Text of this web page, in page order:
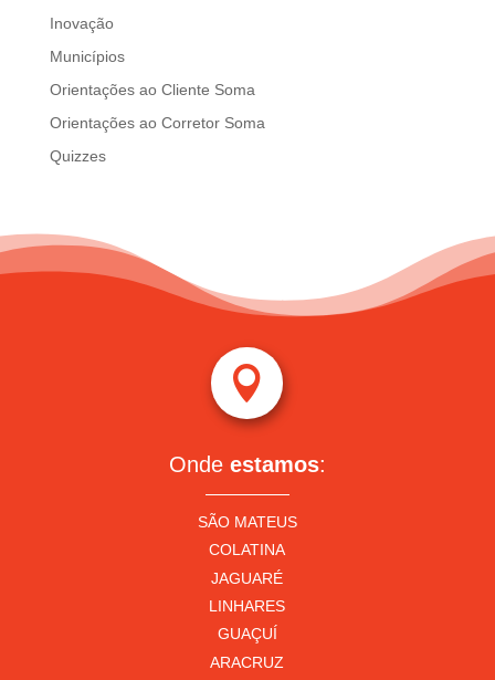
Inovação
Municípios
Orientações ao Cliente Soma
Orientações ao Corretor Soma
Quizzes

Onde estamos:
SÃO MATEUS
COLATINA
JAGUARÉ
LINHARES
GUAÇUÍ
ARACRUZ